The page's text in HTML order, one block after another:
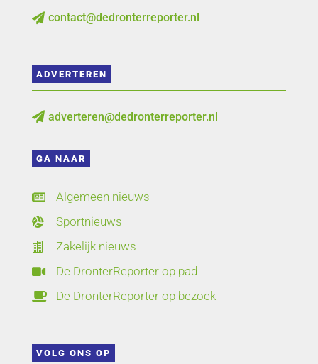
 contact@dedronterreporter.nl
ADVERTEREN
 adverteren@dedronterreporter.nl
GA NAAR
 Algemeen nieuws
 Sportnieuws
 Zakelijk nieuws
 De DronterReporter op pad
 De DronterReporter op bezoek
VOLG ONS OP